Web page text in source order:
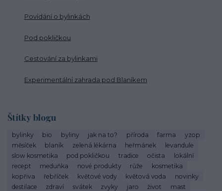
Povídání o bylinkách
Pod pokličkou
Cestování za bylinkami
Experimentální zahrada pod Blaníkem
Štítky blogu
bylinky bio byliny jak na to? příroda farma
yzop
měsíček
blaník zelená lékárna heřmánek
levandule
slow kosmetika
pod pokličkou tradice očista
lokální
recept
meduňka nové produkty růže
kosmetika
kopřiva
řebříček květové vody květová voda
novinky
destilace
zdraví svátek zvyky jaro život
mast